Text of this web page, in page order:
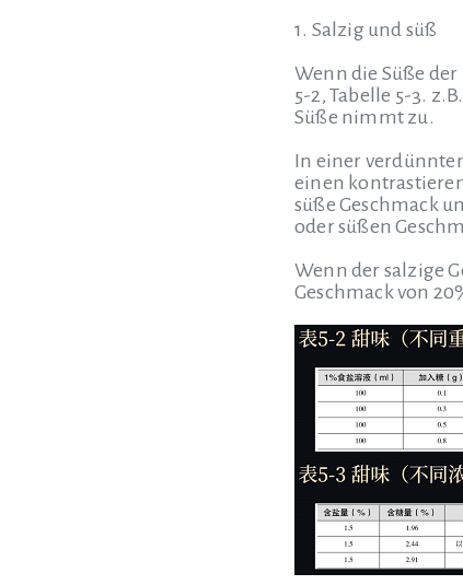
1. Salzig und süß
Wenn die Süße
5-2, Tabelle 5-3.
Süße nimmt zu.
In einer
einen
süße Geschmack
oder süßen
Wenn der salzige
Geschmack von